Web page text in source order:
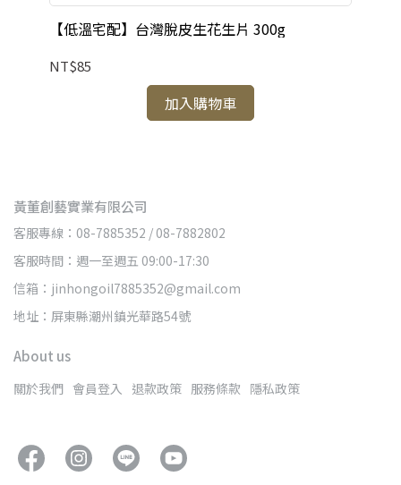
【低溫宅配】台灣脫皮生花生片 300g
NT$85
加入購物車
黃董創藝實業有限公司
客服專線：08-7885352 / 08-7882802
客服時間：週一至週五 09:00-17:30
信箱：jinhongoil7885352@gmail.com
地址：屏東縣潮州鎮光華路54號
About us
關於我們 會員登入 退款政策 服務條款 隱私政策